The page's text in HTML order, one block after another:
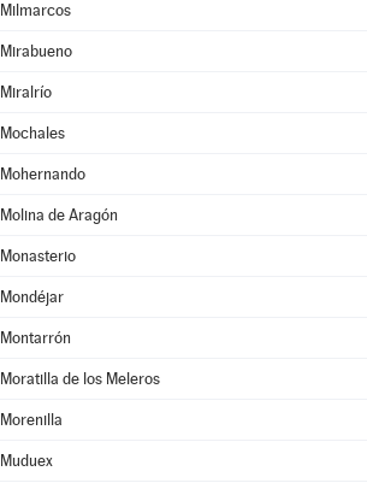
Milmarcos
Mirabueno
Miralrío
Mochales
Mohernando
Molina de Aragón
Monasterio
Mondéjar
Montarrón
Moratilla de los Meleros
Morenilla
Muduex